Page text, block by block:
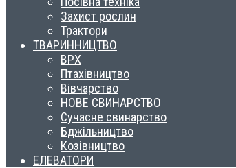
Захист рослин
Трактори
ТВАРИННИЦТВО
ВРХ
Птахівництво
Вівчарство
НОВЕ СВИНАРСТВО
Сучасне свинарство
Бджільництво
Козівництво
ЕЛЕВАТОРИ